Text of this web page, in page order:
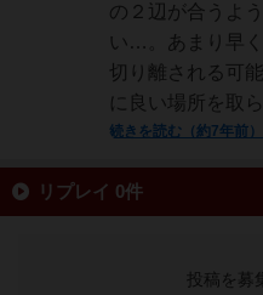
の２辺が合うよ
い…。あまり早
切り離される可
に良い場所を取
続きを読む（約7年前）
リプレイ 0件
投稿を募